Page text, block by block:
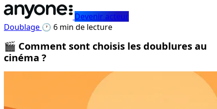
Devenir acteur
Doublage 🕐 6 min de lecture
🎬 Comment sont choisis les doublures au
cinéma ?